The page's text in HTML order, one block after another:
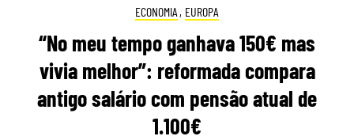
ECONOMIA , EUROPA
“No meu tempo ganhava 150€ mas
vivia melhor”: reformada compara
antigo salário com pensão atual de
1.100€